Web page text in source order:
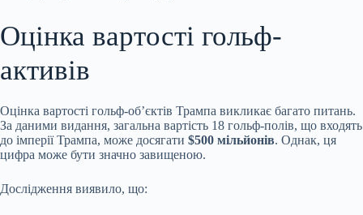
Оцінка вартості гольф-
активів
Оцінка вартості гольф-об’єктів Трампа викликає багато питань.
За даними видання, загальна вартість 18 гольф-полів, що входять
до імперії Трампа, може досягати $500 мільйонів. Однак, ця
цифра може бути значно завищеною.
Дослідження виявило, що: